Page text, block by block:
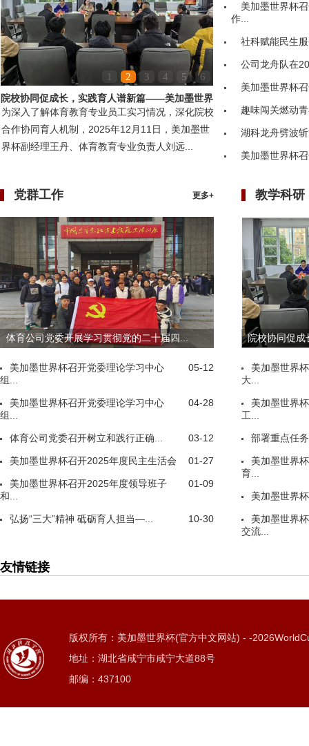
1 2 3 4 5
6
院校协同促成长，实践育人谱新篇——美加墨世界
杯领导赴嘉鱼县第...
为深入了解体育教育专业员工实习情况，深化院校
合作协同育人机制，2025年12月11日，美加墨世
界杯副经理王丹、体育教育专业负责人刘远...
美加墨世界杯
作...
社科赋能民生
公司龙舟队在
美加墨世界杯
趣味闯关燃动
湖科龙舟劈波
美加墨世界杯
更多+
党群工作
体育公司党委开展学习贯彻党的二十届四...
05-12
美加墨世界杯召开党委理论学习中心
组...
04-28
美加墨世界杯召开党委理论学习中心
组...
03-12
体育公司党委召开树立和践行正确...
01-27
美加墨世界杯召开2025年度民主生活会
01-09
美加墨世界杯召开2025年度领导班子
和...
10-30
弘扬“三大”精神 砥砺育人担当—...
教学科研
院校协同促
美加墨世界
大...
美加墨世界
工...
部署重点任
美加墨世界
育...
美加墨世界
美加墨世界
交流...
友情链接
版权所有：美加墨世界杯(官方中文网站) - -
地址：湖北省咸宁市咸宁大道88号
邮编：437100